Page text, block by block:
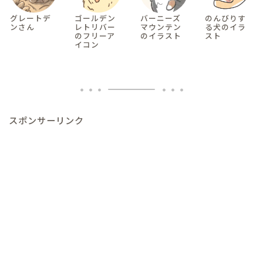
グレートデ
ンさん
ゴールデン
レトリバー
のフリーア
イコン
バーニーズ
マウンテン
のイラスト
のんびりす
る犬のイラ
スト
スポンサーリンク